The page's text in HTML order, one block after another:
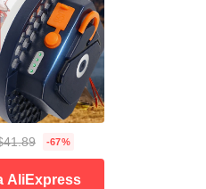
-67%
AliExpress